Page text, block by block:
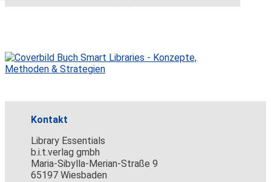
Kontakt
Library Essentials
b.i.t.verlag gmbh
Maria-Sibylla-Merian-Straße 9
65197 Wiesbaden